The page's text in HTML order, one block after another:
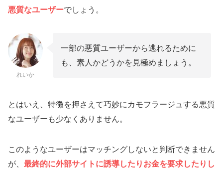
悪質なユーザーでしょう。
れいか
一部の悪質ユーザーから逃れるために
も、素人かどうかを見極めましょう。
とはいえ、特徴を押さえて巧妙にカモフラージュする悪質
なユーザーも少なくありません。
このようなユーザーはマッチングしないと判断できません
が、 最終的に外部サイトに誘導したりお金を要求したりし